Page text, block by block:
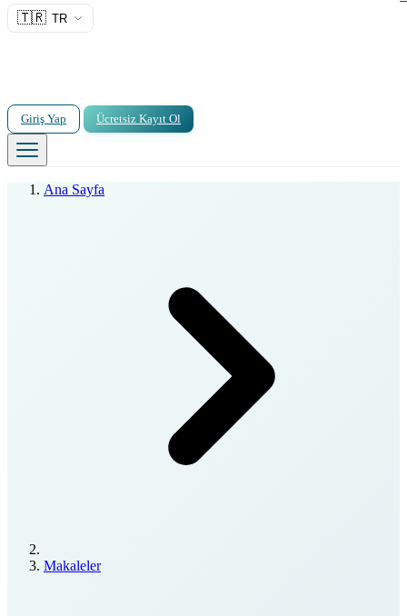
🇹🇷 TR
Giriş Yap Ücretsiz Kayıt Ol
Ana Sayfa
Makaleler